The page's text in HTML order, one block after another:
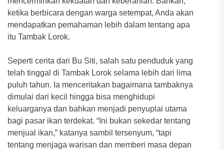
ketika berbicara dengan warga setempat, Anda akan
mendapatkan pemahaman lebih dalam tentang apa
itu Tambak Lorok.
Seperti cerita dari Bu Siti, salah satu penduduk yang
telah tinggal di Tambak Lorok selama lebih dari lima
puluh tahun. Ia menceritakan bagaimana tambaknya
dimulai dari kecil hingga bisa menghidupi
keluarganya dan bahkan menjadi penyuplai utama
bagi pasar ikan terdekat. “Ini bukan sekedar tentang
menjual ikan,” katanya sambil tersenyum, “tapi
tentang menjaga warisan dan memberi masa depan